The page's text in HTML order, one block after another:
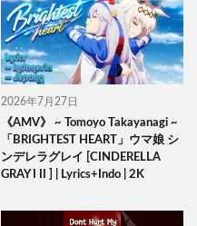
2026年7月27日
《AMV》 ~ Tomoyo Takayanagi ~
「BRIGHTEST HEART」ウマ娘 シ
ンデレラグレイ [CINDERELLA
GRAY I II ] | Lyrics+Indo | 2K